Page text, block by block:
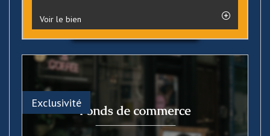
Voir le bien
Exclusivité